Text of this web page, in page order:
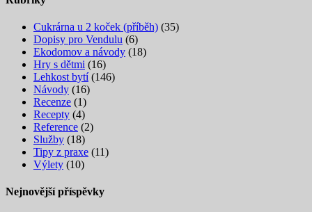
Cukrárna u 2 koček (příběh) (35)
Dopisy pro Vendulu (6)
Ekodomov a návody (18)
Hry s dětmi (16)
Lehkost bytí(146)
Návody (16)
Recenze (1)
Recepty (4)
Reference (2)
Služby (18)
Tipy z praxe (11)
Výlety (10)
Nejnovější příspěvky